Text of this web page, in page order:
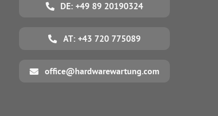
DE: +49 89 20190324
AT: +43 720 775089
office@hardwarewartung.com